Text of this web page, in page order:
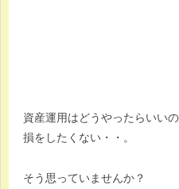
資産運用はどうやったらいい
損をしたくない・・。
そう思っていませんか？